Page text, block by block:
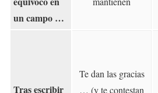
un campo …
Tras escribir
Te dan las gracias
… (y te contestan